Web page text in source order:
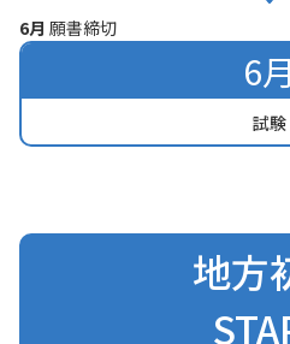
6月 願書締切
6月
試験
地方